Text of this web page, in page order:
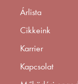
Árlista
Cikkeink
Karrier
Kapcsolat